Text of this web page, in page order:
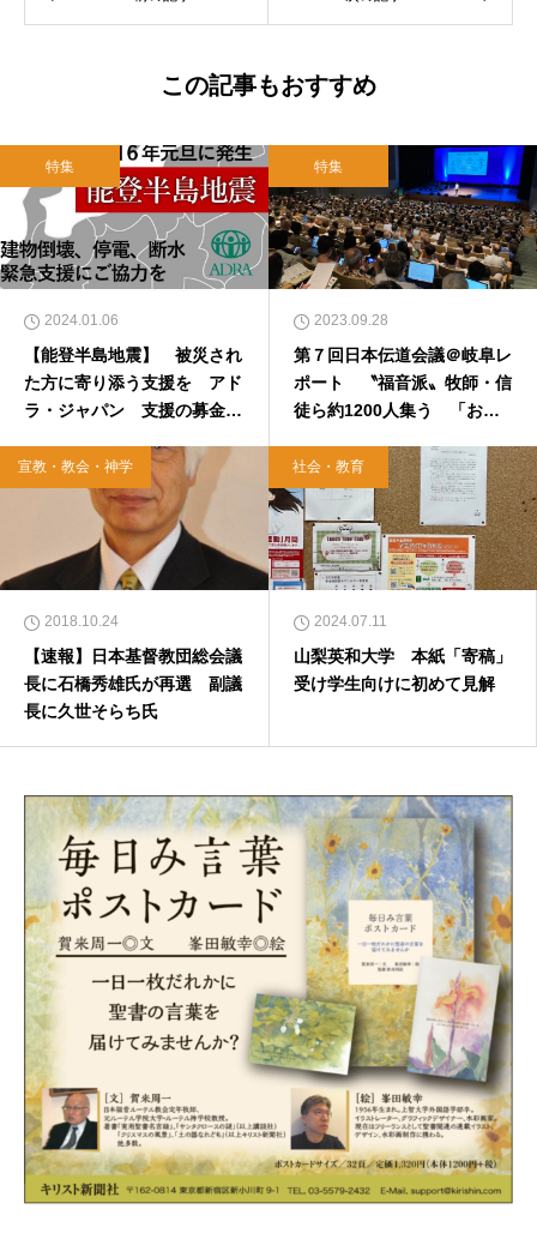
この記事もおすすめ
特集
2024.01.06
【能登半島地震】 被災され
た方に寄り添う支援を アド
ラ・ジャパン 支援の募金も
特集
2023.09.28
第７回日本伝道会議＠岐阜レ
ポート 〝福音派〟牧師・信
徒ら約1200人集う 「おわ
宣教・教会・神学
2018.10.24
【速報】日本基督教団総会議
長に石橋秀雄氏が再選 副議
長に久世そらち氏
社会・教育
2024.07.11
山梨英和大学 本紙「寄稿」
受け学生向けに初めて見解